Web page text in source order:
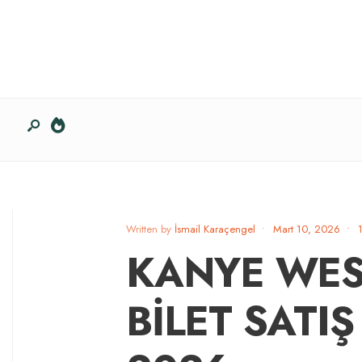
Written by İsmail Karaçengel • Mart 10, 2026 •
KANYE
BİLET